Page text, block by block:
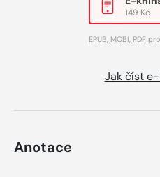
149 Kč
EPUB, MOBI, PDF
Jak číst
Anotace